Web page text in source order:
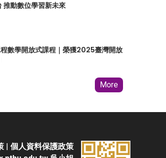
動數位學習新未來
數學開放式課程｜榮獲2025臺灣開放
More
| 個人資料保護政策